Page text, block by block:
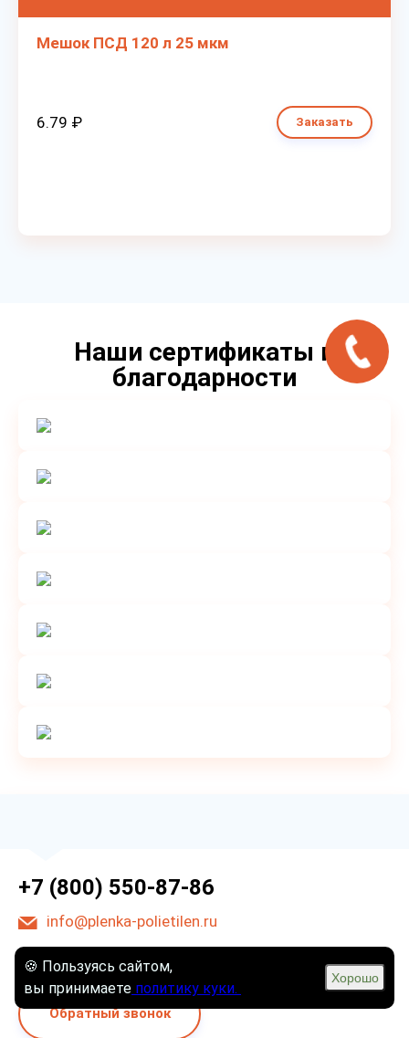
Мешок ПСД 120 л 25 мкм
6.79 ₽ Заказать
Наши сертификаты и
благодарности
+7 (800) 550-87-86
info@plenka-polietilen.ru
Обратный звонок
🍪 Пользуясь сайтом,
вы принимаете политику куки.
Хорошо